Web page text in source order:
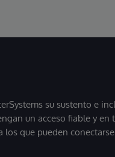
su sustento e
un acceso fiable y en
los que pueden